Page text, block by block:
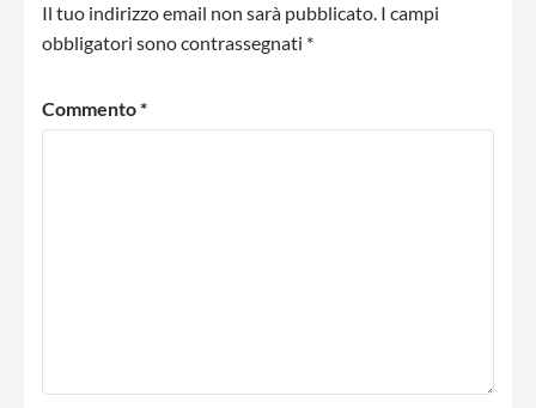
Il tuo indirizzo email non sarà pubblicato. I campi
obbligatori sono contrassegnati *
Commento*